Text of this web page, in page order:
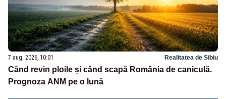
7 aug. 2026, 10:01 Realitatea de Sibiu
Când revin ploile și când scapă România de caniculă.
Prognoza ANM pe o lună